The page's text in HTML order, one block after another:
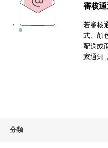
審核
若審核
式、顏
配送或
家通知
分類